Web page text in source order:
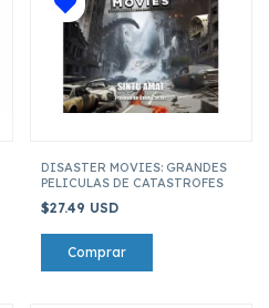
DISASTER MOVIES: GRANDES
PELICULAS DE CATASTROFES
$27.49 USD